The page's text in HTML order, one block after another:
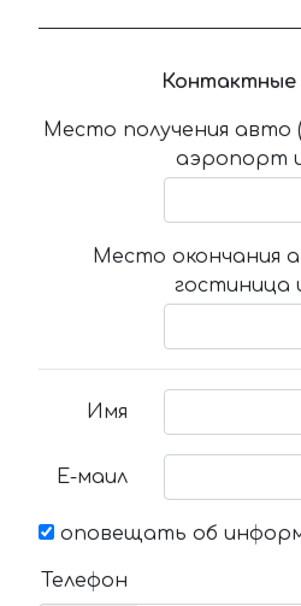
Контактные
Место получения авто
аэропорт
Место окончания
гостиница
Имя
Е-маил
оповещать об
Телефон